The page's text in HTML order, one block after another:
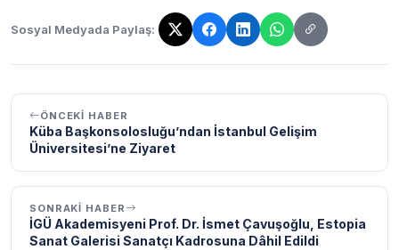
Sosyal Medyada Paylaş:
Bağlantı kopyalandı!
ÖNCEKI HABER
Küba Başkonsolosluğu’ndan İstanbul Gelişim
Üniversitesi’ne Ziyaret
SONRAKI HABER
İGÜ Akademisyeni Prof. Dr. İsmet Çavuşoğlu, Estopia
Sanat Galerisi Sanatçı Kadrosuna Dâhil Edildi